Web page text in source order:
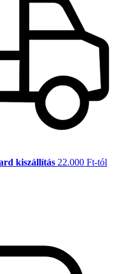
kiszállítás 22.000 Ft-tól